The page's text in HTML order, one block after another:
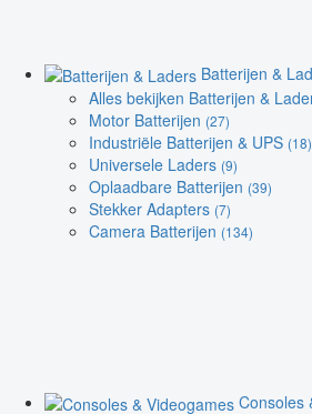
Batterijen &
Alles bekijken Batterijen &
Motor Batterijen (27)
Industriële Batterijen & UPS (18)
Universele Laders (9)
Oplaadbare Batterijen (39)
Stekker Adapters (7)
Camera Batterijen (134)
Consoles